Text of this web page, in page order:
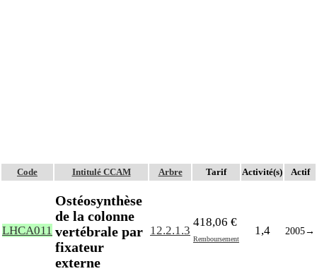
Code Intitulé CCAM Arbre Tarif Activité(s) Actif
LHCA011
Ostéosynthèse
de la colonne
vertébrale par
fixateur
externe
12.2.1.3
418,06 €
Remboursement
1,4 2005→